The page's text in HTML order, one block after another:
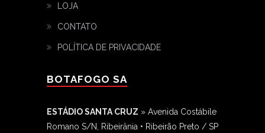
LOJA
CONTATO
POLÍTICA DE PRIVACIDADE
BOTAFOGO SA
ESTÁDIO SANTA CRUZ » Avenida Costábile
Romano S/N, Ribeirânia • Ribeirão Preto / SP